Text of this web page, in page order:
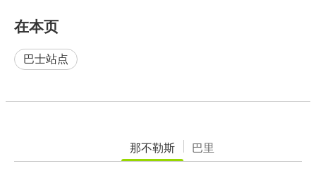
在本页
巴士站点
那不勒斯 巴里